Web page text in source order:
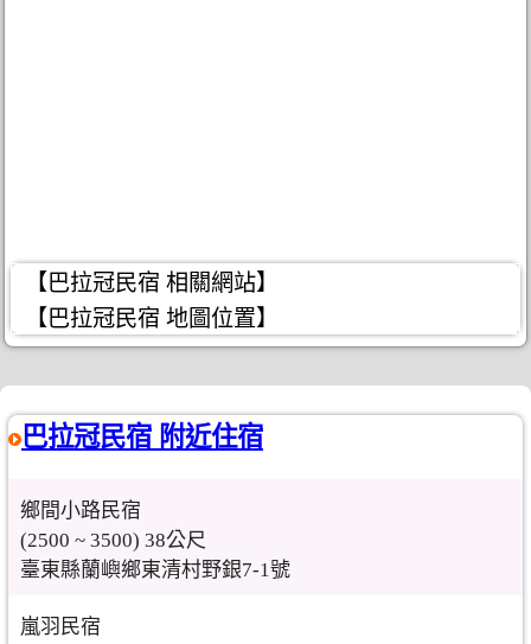
【巴拉冠民宿 相關網站】
【巴拉冠民宿 地圖位置】
巴拉冠民宿 附近住宿
鄉間小路民宿
(2500 ~ 3500) 38公尺
臺東縣蘭嶼鄉東清村野銀7-1號
嵐羽民宿